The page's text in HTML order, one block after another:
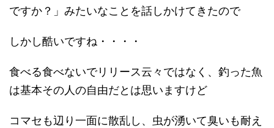
ですか？」みたいなことを話しかけてきたので
しかし酷いですね・・・・
食べる食べないでリリース云々ではなく、釣った魚
は基本その人の自由だとは思いますけど
コマセも辺り一面に散乱し、虫が湧いて臭いも耐え